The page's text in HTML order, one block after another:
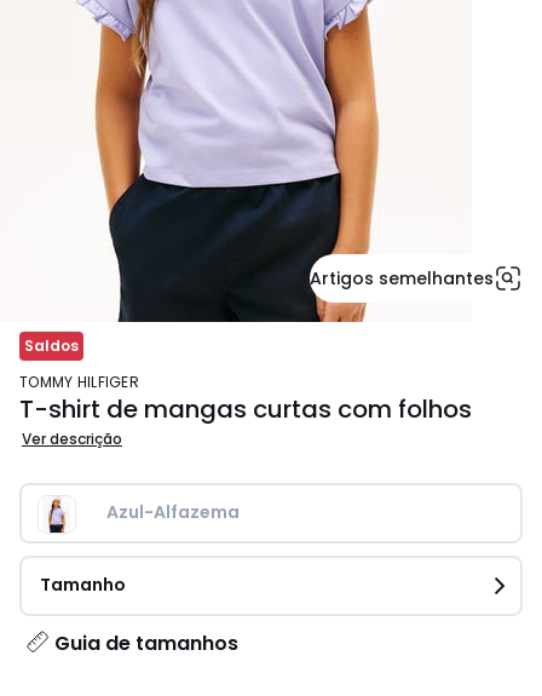
Artigos semelhantes
Saldos
TOMMY HILFIGER
T-shirt de mangas curtas com folhos
Ver descrição
Azul-Alfazema
Tamanho
Guia de tamanhos